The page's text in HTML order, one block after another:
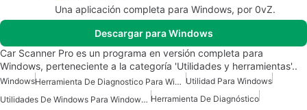
Una aplicación completa para Windows, por 0vZ.
Descargar para Windows
Car Scanner Pro es un programa en versión completa para
Windows, perteneciente a la categoría 'Utilidades y herramientas'..
Windows Herramienta De Diagnostico Para Windows Utilidad Para Windows
Utilidades De Windows Para Windows 10 Herramienta De Diagnóstico